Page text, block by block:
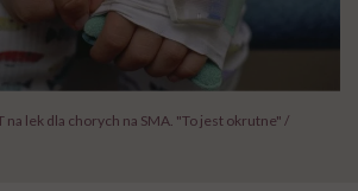
na lek dla chorych na SMA. "To jest okrutne" /